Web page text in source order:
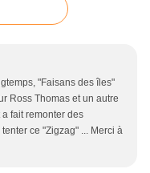
"Faisans des îles"
Ross Thomas et un autre
fait remonter des
ce "Zigzag" ... Merci à